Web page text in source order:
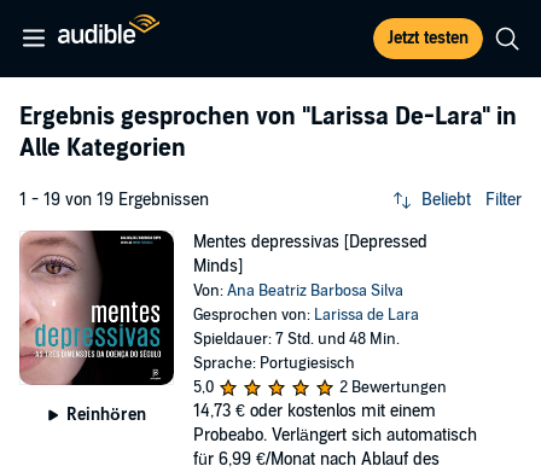
Jetzt testen
Ergebnis gesprochen von "Larissa De-Lara" in
Alle Kategorien
1 - 19 von 19 Ergebnissen Beliebt Filter
Reinhören
Mentes depressivas [Depressed
Minds]
Von:Ana Beatriz Barbosa Silva
Gesprochen von: Larissa de Lara
Spieldauer: 7 Std. und 48 Min.
Sprache: Portugiesisch
5,0
2 Bewertungen
14,73 € oder kostenlos mit einem
Probeabo. Verlängert sich automatisch
für 6,99 €/Monat nach Ablauf des